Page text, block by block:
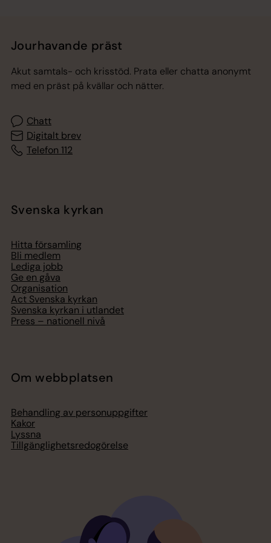
Jourhavande präst
Akut samtals- och krisstöd. Prata eller chatta anonymt
med en präst på kvällar och nätter.
Chatt
Digitalt brev
Telefon 112
Svenska kyrkan
Hitta församling
Bli medlem
Lediga jobb
Ge en gåva
Organisation
Act Svenska kyrkan
Svenska kyrkan i utlandet
Press – nationell nivå
Om webbplatsen
Behandling av personuppgifter
Kakor
Lyssna
Tillgänglighetsredogörelse